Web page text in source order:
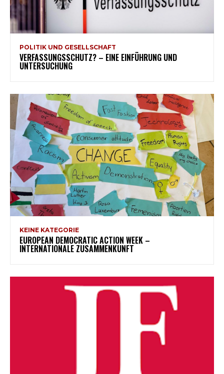
POLITIK UND GESELLSCHAFT
VERFASSUNGSSCHUTZ? – EINE EINFÜHRUNG UND
UNTERSUCHUNG
KEINE KATEGORIE
EUROPEAN DEMOCRATIC ACTION WEEK –
INTERNATIONALE ZUSAMMENKUNFT